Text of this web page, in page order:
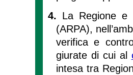
4. La Regione e
(ARPA),
verifica e
giurate di cui al
intesa tra